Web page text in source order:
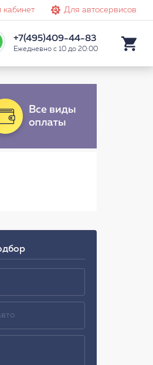
Для автосервисов
+7(495)409-44-83
Ежедневно с 10 до 20:00